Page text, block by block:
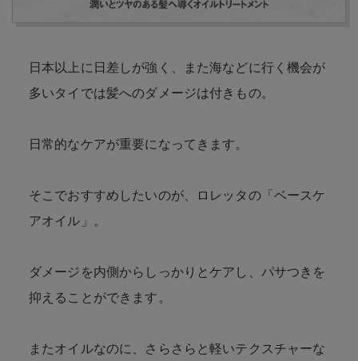
日本以上に日差しが強く、また海などに行く機会が
多いタイでは髪へのダメージは付きもの。
日常的なケアが重要になってきます。
そこでおすすめしたいのが、ロレッタの「ベースケ
アオイル」。
ダメージを内側からしっかりとケアし、パサつきを
抑えることができます。
またオイルなのに、さらさらと軽いテクスチャーな